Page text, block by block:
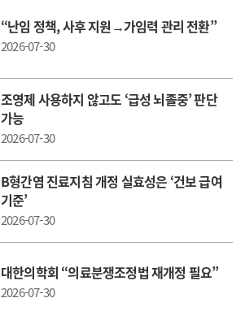
“난임 정책, 사후 지원→가임력 관리 전환”
2026-07-30
조영제 사용하지 않고도 ‘급성 뇌졸중’ 판단
가능
2026-07-30
B형간염 진료지침 개정 실효성은 ‘건보 급여
기준’
2026-07-30
대한의학회 “의료분쟁조정법 재개정 필요”
2026-07-30